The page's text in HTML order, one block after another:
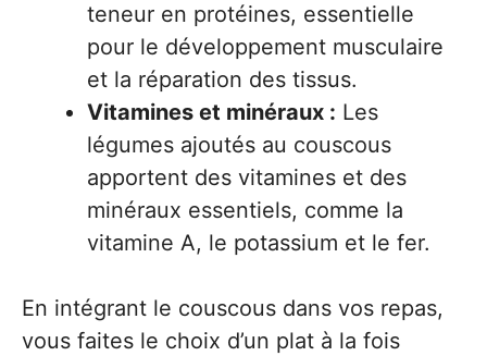
teneur en protéines, essentielle
pour le développement musculaire
et la réparation des tissus.
Vitamines et minéraux : Les
légumes ajoutés au couscous
apportent des vitamines et des
minéraux essentiels, comme la
vitamine A, le potassium et le fer.
En intégrant le couscous dans vos repas,
vous faites le choix d’un plat à la fois